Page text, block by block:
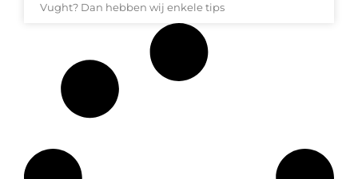
Vught? Dan hebben wij enkele tips